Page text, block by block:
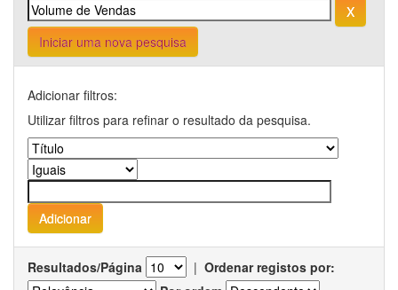
Iniciar uma nova pesquisa
Adicionar filtros:
Utilizar filtros para refinar o resultado da pesquisa.
Resultados/Página | Ordenar registos por: